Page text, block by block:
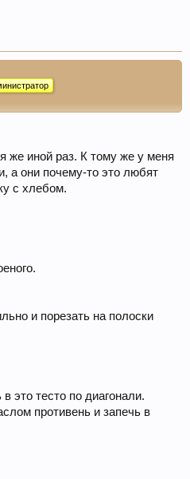
же иной раз. К тому же у меня
а они почему-то это любят
с хлебом.
и порезать на полоски
это тесто по диагонали.
противень и запечь в